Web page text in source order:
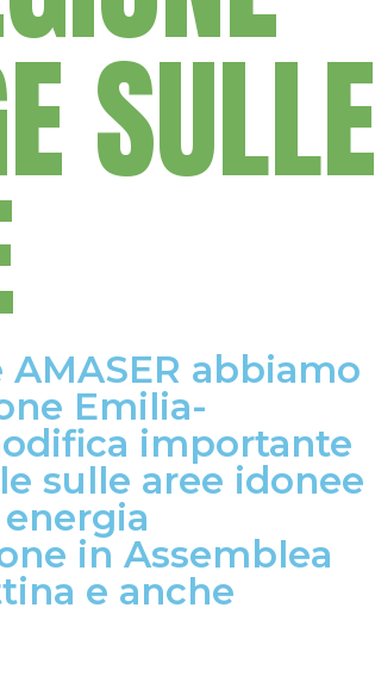
SULLE
abbiamo
Emilia-
importante
sulle aree idonee
in Assemblea
e anche